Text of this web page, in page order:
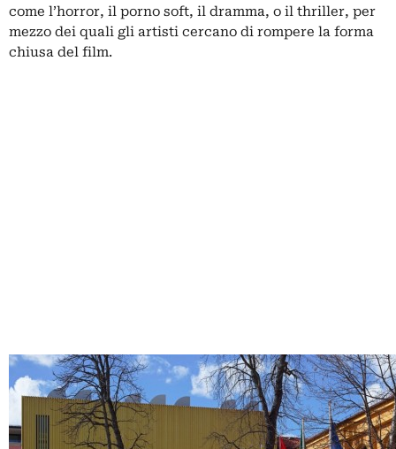
come l’horror, il porno soft, il dramma, o il thriller, per
mezzo dei quali gli artisti cercano di rompere la forma
chiusa del film.